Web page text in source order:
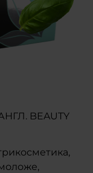
BEAUTY